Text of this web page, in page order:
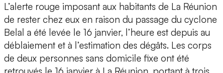
L’alerte rouge imposant aux habitants de La Réunion
de rester chez eux en raison du passage du cyclone
Belal a été levée le 16 janvier, l’heure est depuis au
déblaiement et à l’estimation des dégâts. Les corps
de deux personnes sans domicile fixe ont été